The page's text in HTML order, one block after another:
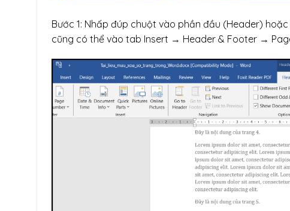
Bước 1: Nhấp đúp chuột vào phần đầu (Header)
cũng có thể vào tab Insert → Header & Footer →